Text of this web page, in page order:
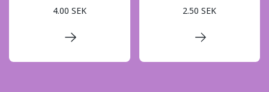
4.00 SEK
2.50 SEK